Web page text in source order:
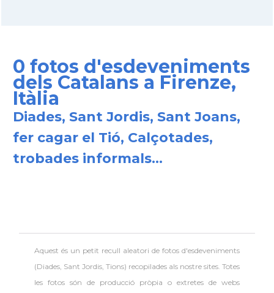
0 fotos d'esdeveniments
dels Catalans a Firenze,
Itàlia
Diades, Sant Jordis, Sant Joans,
fer cagar el Tió, Calçotades,
trobades informals...
Aquest és un petit recull aleatori defotos d'esdeveniments
(Diades, Sant Jordis, Tions) recopilades als nostre sites. Totes
les fotos són de producció pròpia o extretes de webs